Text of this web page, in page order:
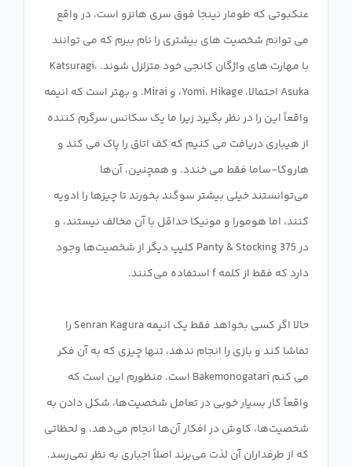
عنکبوتی که طومار نینجا فوق سری هانزو است، در واقع
می توانم شخصیت های بیشتری را نام ببرم که می توانند
با مهارت های واژگان کانجی خود متزلزل شوند. Katsuragi،
Asuka احتمالا، Yomi، Hikage، و Mirai. و بهتر است که انیمه
واقعاً این را در نظر بگیرد زیرا ما یک سکانس سرگرم کننده
از هیباری دریافت می کنیم که کف اتاق را پاک می کند و
هاروکا-ساما فقط می خندد. و همچنین، آن‌ها
می‌توانستند خیلی بیشتر سوگند بخورند تا چیزها را ادویه
کنند، اما هومورا و مونیکا حداقل با آن مخالف نیستند، و
در Panty & Stocking 375 کلیپ دیگر از شخصیت‌ها وجود
حالا اگر کسی بخواهد فقط یک انیمه Senran Kagura را
تماشا کند و بازی را انجام ندهد، تنها چیزی که به آن فکر
می کنم Bakemonogatari است. منظورم این است که
واقعاً کار بسیار خوبی در تعامل شخصیت‌ها، شکل دادن به
شخصیت‌ها، کاوش در افکار آن‌ها انجام می‌دهد، و لحظاتی
که از طرفداران آن لذت می‌برند اصلاً اجباری به نظر نمی‌رسد.